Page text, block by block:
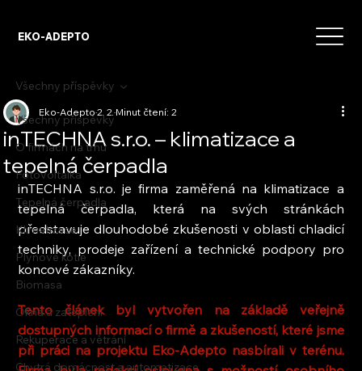
EKO-ADEPTO
Všechny příspěvky
O firmách na trhu
Fotovoltaika
Tepelná čerpadla
Klimatizace
Plynové kotle
Biomasa
Okna a zateplení
Rekuperace a větrání
Chytrá domácnost a automatizace
Všechny příspěvky
inTECHNA s.r.o. – klimatizace a
tepelná čerpadla
Eko-Adepto2. 2.Minut čtení: 2
inTECHNA s.r.o. je firma zaměřená na klimatizace a
tepelná čerpadla, která na svých stránkách
představuje dlouhodobé zkušenosti v oblasti chladicí
techniky, prodeje zařízení a technické podpory pro
koncové zákazníky.
Tento článek byl vytvořen na základě veřejně
dostupných informací o firmě a zkušeností, které jsme
při práci na projektu Eko-Adepto nasbírali v terénu.